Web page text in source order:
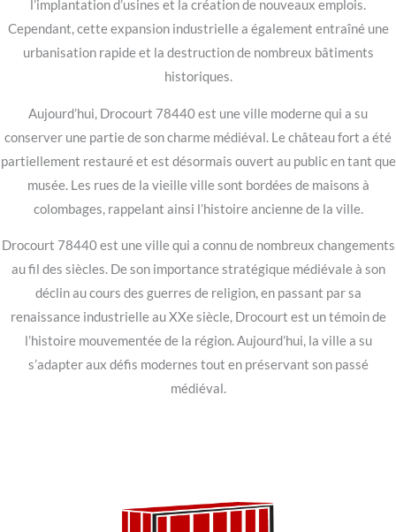
l’implantation d’usines et la création de nouveaux emplois.
Cependant, cette expansion industrielle a également entraîné une
urbanisation rapide et la destruction de nombreux bâtiments
historiques.
Aujourd’hui, Drocourt 78440 est une ville moderne qui a su
conserver une partie de son charme médiéval. Le château fort a été
partiellement restauré et est désormais ouvert au public en tant que
musée. Les rues de la vieille ville sont bordées de maisons à
colombages, rappelant ainsi l’histoire ancienne de la ville.
Drocourt 78440 est une ville qui a connu de nombreux changements
au fil des siècles. De son importance stratégique médiévale à son
déclin au cours des guerres de religion, en passant par sa
renaissance industrielle au XXe siècle, Drocourt est un témoin de
l’histoire mouvementée de la région. Aujourd’hui, la ville a su
s’adapter aux défis modernes tout en préservant son passé
médiéval.